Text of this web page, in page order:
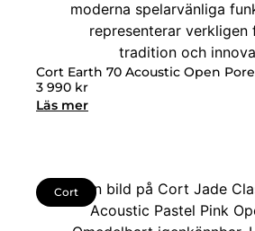
Cort Earth 70 Acoustic Open Pore
3 990 kr
Läs mer
Cort